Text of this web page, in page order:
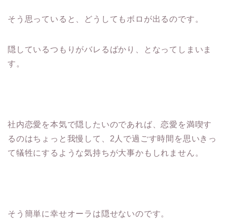
そう思っていると、どうしてもボロが出るのです。
隠しているつもりがバレるばかり、となってしまいま
す。
社内恋愛を本気で隠したいのであれば、恋愛を満喫す
るのはちょっと我慢して、2人で過ごす時間を思いきっ
て犠牲にするような気持ちが大事かもしれません。
そう簡単に幸せオーラは隠せないのです。